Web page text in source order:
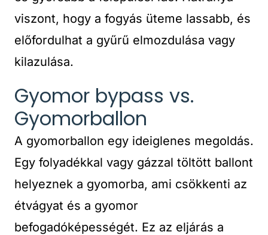
viszont, hogy a fogyás üteme lassabb, és
előfordulhat a gyűrű elmozdulása vagy
kilazulása.
Gyomor bypass vs.
Gyomorballon
A gyomorballon egy ideiglenes megoldás.
Egy folyadékkal vagy gázzal töltött ballont
helyeznek a gyomorba, ami csökkenti az
étvágyat és a gyomor
befogadóképességét. Ez az eljárás a